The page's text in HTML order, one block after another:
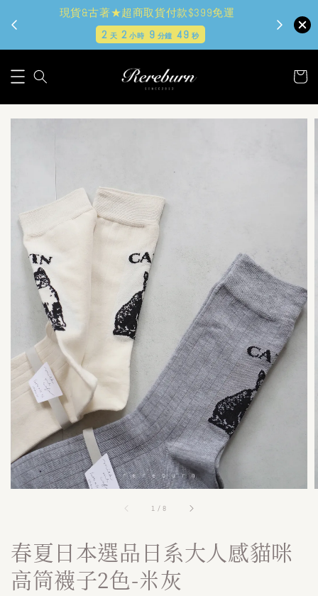
現貨&古著★超商取貨付款$399免運
2 天 2小時 9 分鐘 47 秒
1 /8
春夏日本選品日系大人感貓咪
高筒襪子2色-米灰